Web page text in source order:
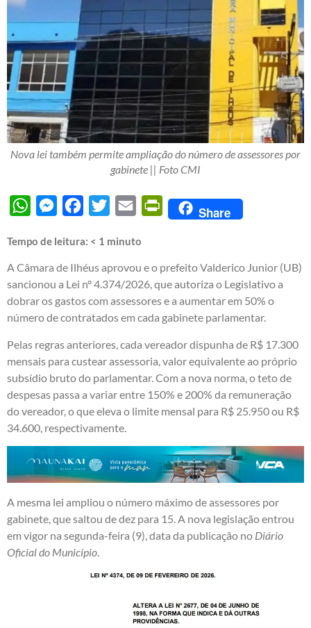
Nova lei também permite ampliação do número de assessores por
gabinete || Foto CMI
WhatsAppMessengerFacebook
Twitter Email PrintFriendly
Share
Tempo de leitura: < 1 minuto
A Câmara de Ilhéus aprovou e o prefeito Valderico Junior (UB)
sancionou a Lei nº 4.374/2026, que autoriza o Legislativo a
dobrar os gastos com assessores e a aumentar em 50% o
número de contratados em cada gabinete parlamentar.
Pelas regras anteriores, cada vereador dispunha de R$ 17.300
mensais para custear assessoria, valor equivalente ao próprio
subsídio bruto do parlamentar. Com a nova norma, o teto de
despesas passa a variar entre 150% e 200% da remuneração
do vereador, o que eleva o limite mensal para R$ 25.950 ou R$
34.600, respectivamente.
A mesma lei ampliou o número máximo de assessores por
gabinete, que saltou de dez para 15. A nova legislação entrou
em vigor na segunda-feira (9), data da publicação no Diário
Oficial do Município.